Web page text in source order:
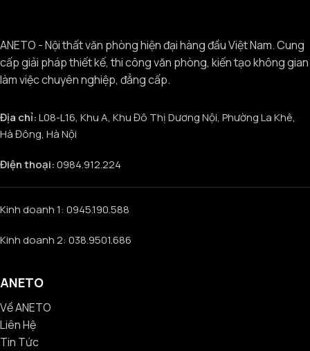
ANETO - Nội thất văn phòng hiện đại hàng đầu Việt Nam. Cung
cấp giải pháp thiết kế, thi công văn phòng, kiến tạo không gian
làm việc chuyên nghiệp, đẳng cấp.
Địa chỉ:L08-L16, Khu A, Khu Đô Thị Dương Nội, Phường La Khê,
Hà Đông, Hà Nội
Điện thoại:0984.912.224
Kinh doanh 1: 0945.190.588
Kinh doanh 2: 038.9501.686
ANETO
Về ANETO
Liên Hệ
Tin Tức